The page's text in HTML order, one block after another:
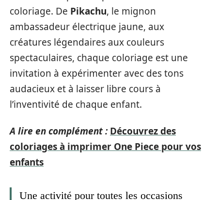
coloriage. De Pikachu, le mignon
ambassadeur électrique jaune, aux
créatures légendaires aux couleurs
spectaculaires, chaque coloriage est une
invitation à expérimenter avec des tons
audacieux et à laisser libre cours à
l’inventivité de chaque enfant.
A lire en complément : Découvrez des
coloriages à imprimer One Piece pour vos
enfants
Une activité pour toutes les occasions